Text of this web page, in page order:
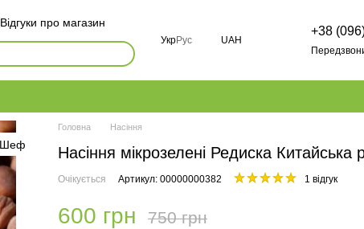
Відгуки про магазин
УкрРус UAH
+38
Головна Насіння
Насіння мікрозелені Редиска Китайська
Очікується Артикул: 00000000382 1 відгук
600 грн 750 грн